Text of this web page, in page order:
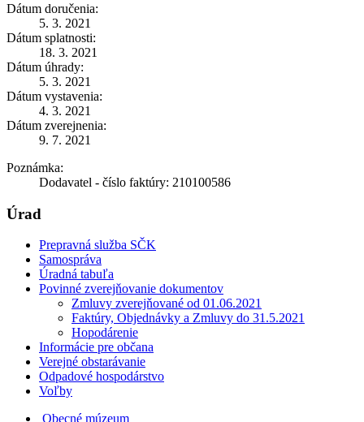
Dátum doručenia:
5. 3. 2021
Dátum splatnosti:
18. 3. 2021
Dátum úhrady:
5. 3. 2021
Dátum vystavenia:
4. 3. 2021
Dátum zverejnenia:
9. 7. 2021
Poznámka:
Dodavatel - číslo faktúry: 210100586
Úrad
Prepravná služba SČK
Samospráva
Úradná tabuľa
Povinné zverejňovanie dokumentov
Zmluvy zverejňované od 01.06.2021
Faktúry, Objednávky a Zmluvy do 31.5.2021
Hopodárenie
Informácie pre občana
Verejné obstarávanie
Odpadové hospodárstvo
Voľby
Obecné múzeum